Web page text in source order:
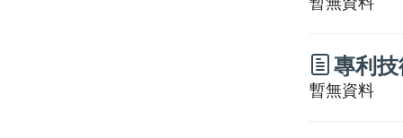
專利技
暫無資料